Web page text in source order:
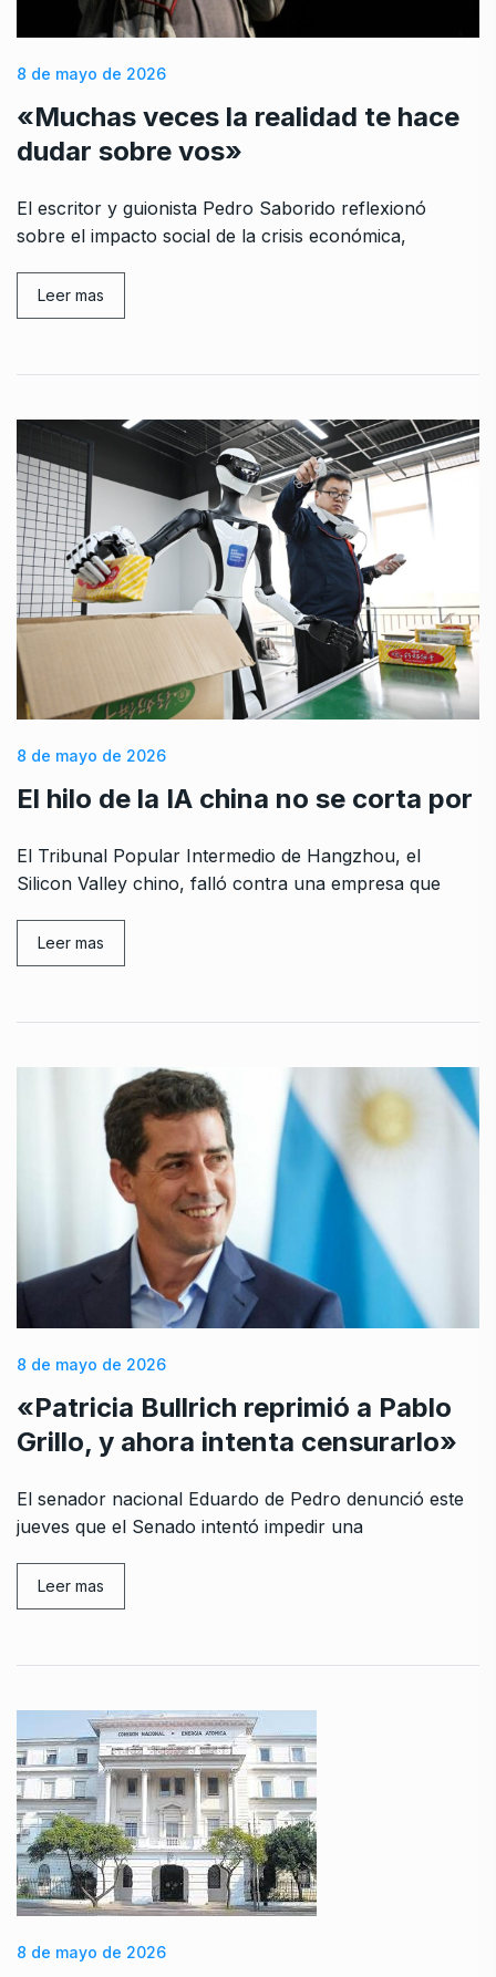
8 de mayo de 2026
«Muchas veces la realidad te hace
dudar sobre vos»
El escritor y guionista Pedro Saborido reflexionó
sobre el impacto social de la crisis económica,
Leer mas
8 de mayo de 2026
El hilo de la IA china no se corta por
El Tribunal Popular Intermedio de Hangzhou, el
Silicon Valley chino, falló contra una empresa que
Leer mas
8 de mayo de 2026
«Patricia Bullrich reprimió a Pablo
Grillo, y ahora intenta censurarlo»
El senador nacional Eduardo de Pedro denunció este
jueves que el Senado intentó impedir una
Leer mas
8 de mayo de 2026